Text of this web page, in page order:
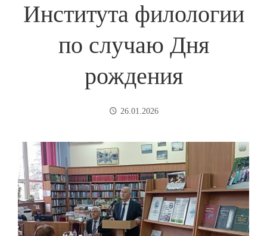
Института филологии
по случаю Дня
рождения
26.01.2026